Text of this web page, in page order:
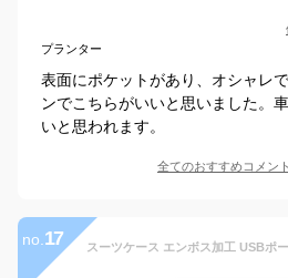
プランター
表面にポケットがあり、オシャレ
ンでこちらがいいと思いました。
いと思われます。
全てのおすすめコメント
no. 17